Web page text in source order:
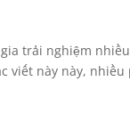
trải nghiệm
viết này này, nhiều